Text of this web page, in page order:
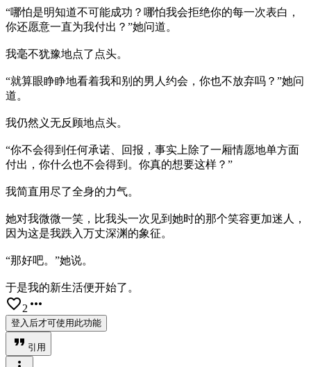
“哪怕是明知道不可能成功？哪怕我会拒绝你的每一次表白，
你还愿意一直为我付出？”她问道。
我毫不犹豫地点了点头。
“就算眼睁睁地看着我和别的男人约会，你也不放弃吗？”她问
道。
我仍然义无反顾地点头。
“你不会得到任何承诺、回报，事实上除了一厢情愿地单方面
付出，你什么也不会得到。你真的想要这样？”
我简直用尽了全身的力气。
她对我微微一笑，比我头一次见到她时的那个笑容更加迷人，
因为这是我跌入万丈深渊的象征。
“那好吧。”她说。
于是我的新生活便开始了。
favorite_border2 more_horiz
登入后才可使用此功能
format_quote 引用